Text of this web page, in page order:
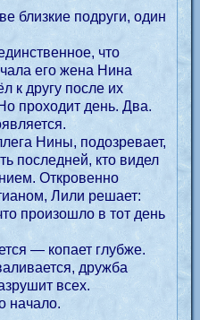
близкие подруги, один
что
его жена Нина
к другу после их
проходит день. Два.
Нины, подозревает,
последней, кто видел
Откровенно
Лили решает:
произошло в тот день
— копает глубже.
дружба
всех.
начало.